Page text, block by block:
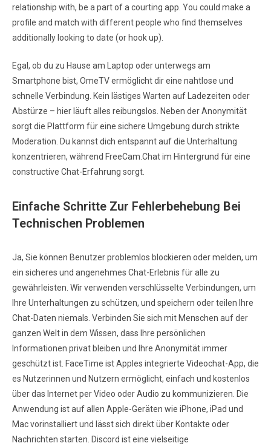
relationship with, be a part of a courting app. You could make a
profile and match with different people who find themselves
additionally looking to date (or hook up).
Egal, ob du zu Hause am Laptop oder unterwegs am
Smartphone bist, OmeTV ermöglicht dir eine nahtlose und
schnelle Verbindung. Kein lästiges Warten auf Ladezeiten oder
Abstürze – hier läuft alles reibungslos. Neben der Anonymität
sorgt die Plattform für eine sichere Umgebung durch strikte
Moderation. Du kannst dich entspannt auf die Unterhaltung
konzentrieren, während FreeCam.Chat im Hintergrund für eine
constructive Chat-Erfahrung sorgt.
Einfache Schritte Zur Fehlerbehebung Bei
Technischen Problemen
Ja, Sie können Benutzer problemlos blockieren oder melden, um
ein sicheres und angenehmes Chat-Erlebnis für alle zu
gewährleisten. Wir verwenden verschlüsselte Verbindungen, um
Ihre Unterhaltungen zu schützen, und speichern oder teilen Ihre
Chat-Daten niemals. Verbinden Sie sich mit Menschen auf der
ganzen Welt in dem Wissen, dass Ihre persönlichen
Informationen privat bleiben und Ihre Anonymität immer
geschützt ist. FaceTime ist Apples integrierte Videochat-App, die
es Nutzerinnen und Nutzern ermöglicht, einfach und kostenlos
über das Internet per Video oder Audio zu kommunizieren. Die
Anwendung ist auf allen Apple-Geräten wie iPhone, iPad und
Mac vorinstalliert und lässt sich direkt über Kontakte oder
Nachrichten starten. Discord ist eine vielseitige